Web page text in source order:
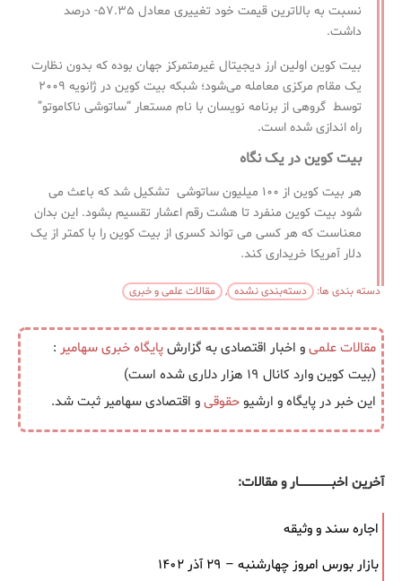
نسبت به بالاترین قیمت خود تغییری معادل ۵۷.۳۵- درصد
داشت.
بیت کوین اولین ارز دیجیتال غیرمتمرکز جهان بوده که بدون نظارت
یک مقام مرکزی معامله می‌شود؛ شبکه بیت کوین در ژانویه ۲۰۰۹
توسط گروهی از برنامه نویسان با نام مستعار “ساتوشی ناکاموتو”
راه اندازی شده است.
بیت کوین در یک نگاه
هر بیت کوین از ۱۰۰ میلیون ساتوشی تشکیل شد که باعث می
شود بیت کوین منفرد تا هشت رقم اعشار تقسیم بشود. این بدان
معناست که هر کسی می تواند کسری از بیت کوین را با کمتر از یک
دلار آمریکا خریداری کند.
دسته بندی ها: دسته‌بندی نشده , مقالات علمی و خبری
مقالات علمیو اخبار اقتصادی به گزارشپایگاه خبریسهامیر :
(بیت کوین وارد کانال ۱۹ هزار دلاری شده است)
این خبر در پایگاه و ارشیوحقوقیو اقتصادی سهامیر ثبت شد.
آخرین اخبــــــــــــــــــار و مقالات:
اجاره سند و وثیقه
بازار بورس امروز چهارشنبه – ۲۹ آذر ۱۴۰۲